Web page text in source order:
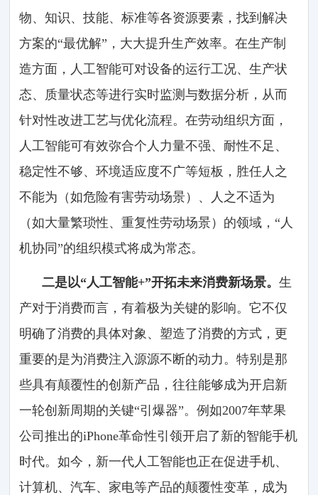
物、知识、技能、标准等各资源要素，找到解决
方案的“最优解”，大大提升生产效率。在生产制
造方面，人工智能可对设备的运行工况、生产状
态、质量状态等进行实时监测与数据分析，从而
针对性改进工艺与优化流程。在劳动组织方面，
人工智能可有效弥合个人力量不强、耐性不足、
稳定性不够、环境适应度不广等短板，胜任人之
不能为（如危险有害劳动场景）、人之不适为
（如大量繁琐性、重复性劳动场景）的领域，“人
机协同”的组织模式将成为常态。
二是以“人工智能+”开拓未来消费新场景。生
产对于消费而言，有着极为关键的影响。它不仅
明确了消费的具体对象、塑造了消费的方式，更
重要的是为消费注入源源不断的动力。特别是那
些具有颠覆性的创新产品，往往能够成为开启新
一轮创新周期的关键“引爆器”。例如2007年苹果
公司推出的iPhone革命性引领开启了新的智能手机
时代。如今，新一代人工智能也正在促进手机、
计算机、汽车、家电等产品的颠覆性变革，成为